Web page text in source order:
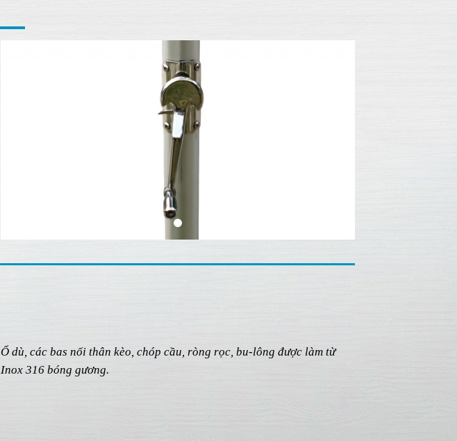
Ổ dù, các bas nối thân kèo, chóp cầu, ròng rọc, bu-lông được làm từ
Inox 316 bóng gương.